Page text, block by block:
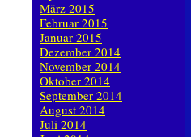
März 2015
Februar 2015
Januar 2015
Dezember 2014
November 2014
Oktober 2014
September 2014
August 2014
Juli 2014